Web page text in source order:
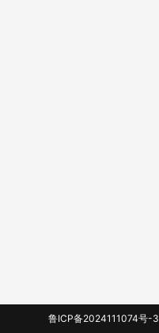
鲁ICP备2024111074号-3